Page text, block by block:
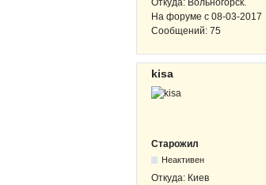
На форуме с 08-03-2017
Сообщений: 75
kisa
Старожил
Неактивен
Откуда: Киев